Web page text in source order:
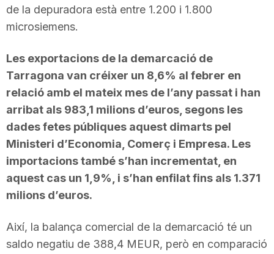
de la depuradora està entre 1.200 i 1.800
microsiemens.
Les exportacions de la demarcació de
Tarragona van créixer un 8,6% al febrer en
relació amb el mateix mes de l’any passat i han
arribat als 983,1 milions d’euros, segons les
dades fetes públiques aquest dimarts pel
Ministeri d’Economia, Comerç i Empresa. Les
importacions també s’han incrementat, en
aquest cas un 1,9%, i s’han enfilat fins als 1.371
milions d’euros.
Així, la balança comercial de la demarcació té un
saldo negatiu de 388,4 MEUR, però en comparació